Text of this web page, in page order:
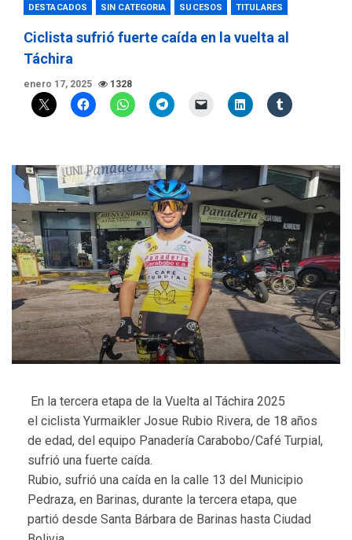
DESTACADOS SIN CATEGORIA SUCESOS TITULARES
Ciclista sufrió fuerte caída en la vuelta al
Táchira
enero 17, 2025 1328
En la tercera etapa de la Vuelta al Táchira 2025
el ciclista Yurmaikler Josue Rubio Rivera, de 18 años
de edad, del equipo Panadería Carabobo/Café Turpial,
sufrió una fuerte caída.
Rubio, sufrió una caída en la calle 13 del Municipio
Pedraza, en Barinas, durante la tercera etapa, que
partió desde Santa Bárbara de Barinas hasta Ciudad